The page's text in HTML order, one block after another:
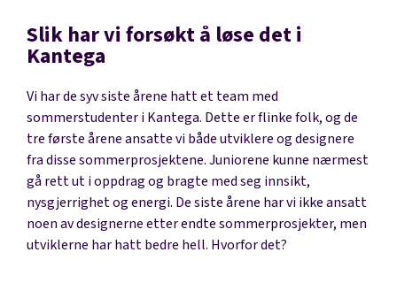
Slik har vi forsøkt å løse det i
Kantega
Vi har de syv siste årene hatt et team med
sommerstudenter i Kantega. Dette er flinke folk, og de
tre første årene ansatte vi både utviklere og designere
fra disse sommerprosjektene. Juniorene kunne nærmest
gå rett ut i oppdrag og bragte med seg innsikt,
nysgjerrighet og energi. De siste årene har vi ikke ansatt
noen av designerne etter endte sommerprosjekter, men
utviklerne har hatt bedre hell. Hvorfor det?